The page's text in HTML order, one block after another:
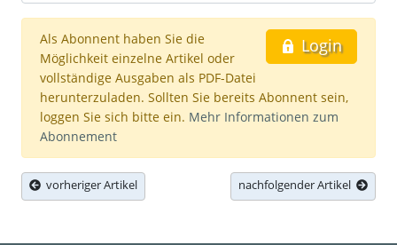
Login
Als Abonnent haben Sie die
Möglichkeit einzelne Artikel oder
vollständige Ausgaben als PDF-Datei
herunterzuladen. Sollten Sie bereits Abonnent sein,
loggen Sie sich bitte ein. Mehr Informationen zum
Abonnement
vorheriger Artikel nachfolgender Artikel